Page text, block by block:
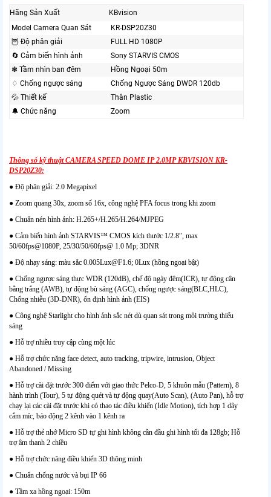
Hãng Sản Xuất
KBvision
Model Camera Quan Sát
KR-DSP20Z30
🦉 Độ phân giải
FULL HD 1080P
🔄 Cảm biến hình ảnh
Sony STARVIS CMOS
❃ Tầm nhìn ban đêm
Hồng Ngoại 50m
♢ Chống ngược sáng
Chống Ngược Sáng DWDR 120db
💦 Thiết kế
Thân Plastic
🔔 Chức năng
Zoom
Thông số kỹ thuật CAMERA SPEED DOME IP 2.0MP KBVISION KR-
DSP20Z30:
● Độ phân giải: 2.0 Megapixel
● Zoom quang 30x, zoom số 16x, công nghệ PFA focus trong khi zoom
● Chuẩn nén hình ảnh: H.265+/H.265/H.264/MJPEG
● Cảm biến hình ảnh STARVIS™ CMOS kích thước 1/2.8″, max
50/60fps@1080P, 25/30/50/60fps@ 1.0 Mp; 3DNR
● Độ nhạy sáng: màu sắc 0.005Lux@F1.6; 0Lux (hồng ngoại bật)
● Chống ngược sáng thực WDR (120dB), chế độ ngày đêm(ICR), tự động cân
bằng trắng (AWB), tự động bù sáng (AGC), chống ngược sáng(BLC,HLC),
Chống nhiễu (3D-DNR), ổn định hình ảnh (EIS)
● Công nghệ Starlight cho hình ảnh sắc nét dù quan sát trong môi trường thiếu
sáng
● Hỗ trợ nhiều truy cập cùng một lúc
● Hỗ trợ chức năng face detect, auto tracking, tripwire, intrusion, Object
Abandoned / Missing
● Hỗ trợ cài đặt trước 300 điểm với giao thức Pelco-D, 5 khuôn mẫu (Pattern), 8
hành trình (Tour), 5 tự động quét và tự động quay(Auto Scan), (Auto Pan), hỗ trợ
chạy lại các cài đặt trước khi có thao tác điều khiển (Idle Motion), tích hợp 1 dây
cắm míc, báo động 2 kênh vào 1 kênh ra
● Hỗ trợ thẻ nhớ Micro SD tự ghi hình không cần đầu ghi hình tối đa 128gb; Hỗ
trợ âm thanh 2 chiều
● Hỗ trợ chức năng điều khiển 3D thông minh
● Chuẩn chống nước và bụi IP 66
● Tầm xa hồng ngoại: 150m